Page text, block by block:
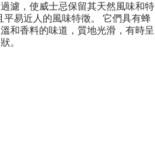
濾，使威士忌保留其天然風味和特
易近人的風味特徵。 它們具有蜂
和香料的味道，質地光滑，有時呈
。